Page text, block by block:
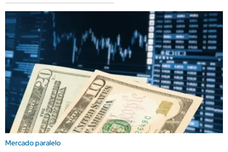
Mercado paralelo